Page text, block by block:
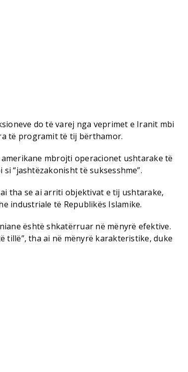
do të varej nga veprimet e Iranit mbi
të programit të tij bërthamor.
mbrojti operacionet ushtarake të
“jashtëzakonisht të suksesshme”.
tha se ai arriti objektivat e tij ushtarake,
industriale të Republikës Islamike.
është shkatërruar në mënyrë efektive.
tillë”, tha ai në mënyrë karakteristike, duke